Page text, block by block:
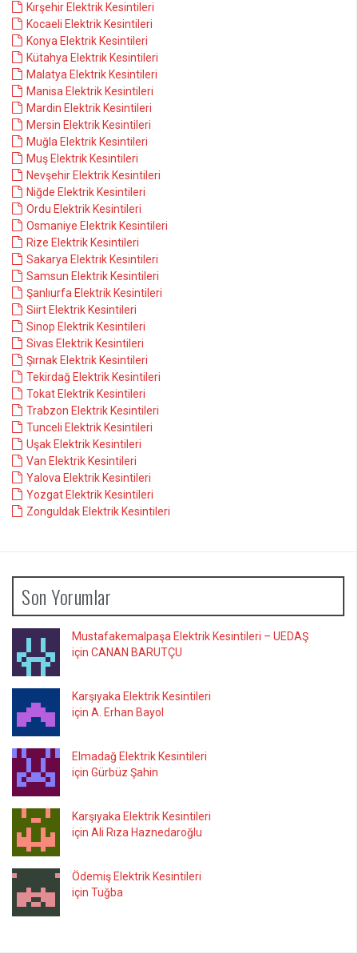
Kırşehir Elektrik Kesintileri
Kocaeli Elektrik Kesintileri
Konya Elektrik Kesintileri
Kütahya Elektrik Kesintileri
Malatya Elektrik Kesintileri
Manisa Elektrik Kesintileri
Mardin Elektrik Kesintileri
Mersin Elektrik Kesintileri
Muğla Elektrik Kesintileri
Muş Elektrik Kesintileri
Nevşehir Elektrik Kesintileri
Niğde Elektrik Kesintileri
Ordu Elektrik Kesintileri
Osmaniye Elektrik Kesintileri
Rize Elektrik Kesintileri
Sakarya Elektrik Kesintileri
Samsun Elektrik Kesintileri
Şanlıurfa Elektrik Kesintileri
Siirt Elektrik Kesintileri
Sinop Elektrik Kesintileri
Sivas Elektrik Kesintileri
Şırnak Elektrik Kesintileri
Tekirdağ Elektrik Kesintileri
Tokat Elektrik Kesintileri
Trabzon Elektrik Kesintileri
Tunceli Elektrik Kesintileri
Uşak Elektrik Kesintileri
Van Elektrik Kesintileri
Yalova Elektrik Kesintileri
Yozgat Elektrik Kesintileri
Zonguldak Elektrik Kesintileri
Son Yorumlar
Mustafakemalpaşa Elektrik Kesintileri – UEDAŞ
için CANAN BARUTÇU
Karşıyaka Elektrik Kesintileri
için A. Erhan Bayol
Elmadağ Elektrik Kesintileri
için Gürbüz Şahin
Karşıyaka Elektrik Kesintileri
için Ali Rıza Haznedaroğlu
Ödemiş Elektrik Kesintileri
için Tuğba